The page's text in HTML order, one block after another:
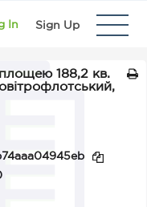
In Sign Up
188,2 кв.